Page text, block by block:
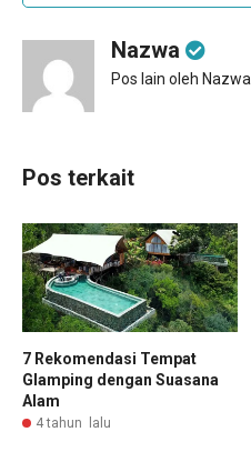
Nazwa
Pos lain oleh Nazwa
Pos terkait
7 Rekomendasi Tempat
Glamping dengan Suasana
Alam
4 tahun lalu